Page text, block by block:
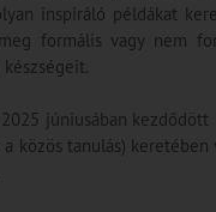
inspiráló példákat
formális vagy nem
júniusában
a közös tanulás)